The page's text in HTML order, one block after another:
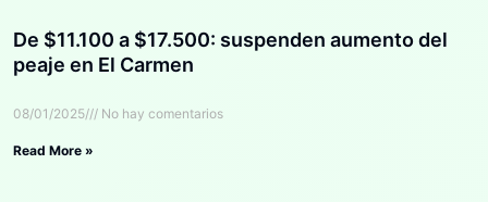
De $11.100 a $17.500: suspenden aumento del
peaje en El Carmen
08/01/2025 No hay comentarios
Read More »